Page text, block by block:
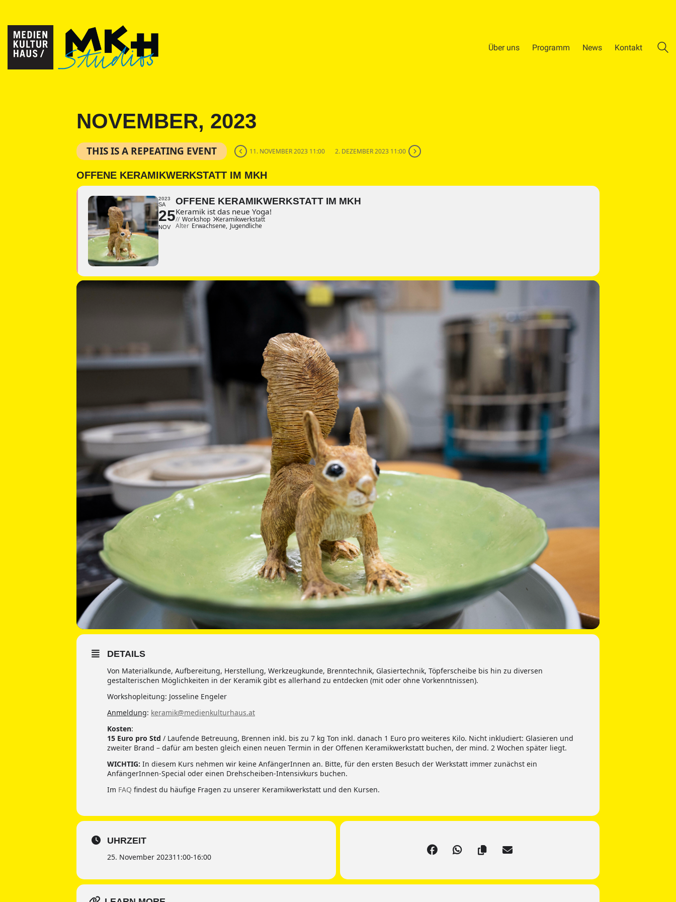
Über uns Programm News Kontakt
NOVEMBER, 2023
THIS IS A REPEATING EVENT 11. NOVEMBER 2023 11:00 2. DEZEMBER 2023 11:00
OFFENE KERAMIKWERKSTATT IM MKH
2023
SA
25
NOV
OFFENE KERAMIKWERKSTATT IM MKH
Keramik ist das neue Yoga!
// Workshop Keramikwerkstatt
Alter Erwachsene, Jugendliche
DETAILS
Von Materialkunde, Aufbereitung, Herstellung, Werkzeugkunde, Brenntechnik, Glasiertechnik, Töpferscheibe bis hin zu diversen
gestalterischen Möglichkeiten in der Keramik gibt es allerhand zu entdecken (mit oder ohne Vorkenntnissen).
Workshopleitung: Josseline Engeler
Anmeldung: keramik@medienkulturhaus.at
Kosten:
15 Euro pro Std / Laufende Betreuung, Brennen inkl. bis zu 7 kg Ton inkl. danach 1 Euro pro weiteres Kilo. Nicht inkludiert: Glasieren und
zweiter Brand – dafür am besten gleich einen neuen Termin in der Offenen Keramikwerkstatt buchen, der mind. 2 Wochen später liegt.
WICHTIG: In diesem Kurs nehmen wir keine AnfängerInnen an. Bitte, für den ersten Besuch der Werkstatt immer zunächst ein
AnfängerInnen-Special oder einen Drehscheiben-Intensivkurs buchen.
Im FAQ findest du häufige Fragen zu unserer Keramikwerkstatt und den Kursen.
UHRZEIT
25. November 202311:00-16:00